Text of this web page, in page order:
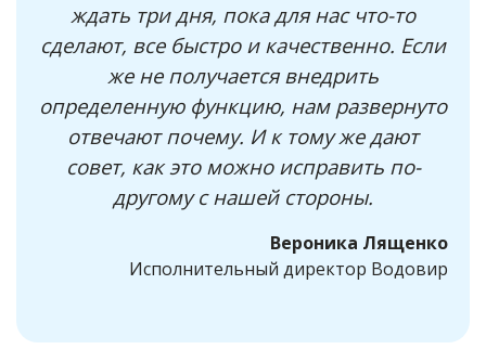
ждать три дня, пока для нас что-то
сделают, все быстро и качественно. Если
же не получается внедрить
определенную функцию, нам развернуто
отвечают почему. И к тому же дают
совет, как это можно исправить по-
другому с нашей стороны.
Вероника Лященко
Исполнительный директор Водовир